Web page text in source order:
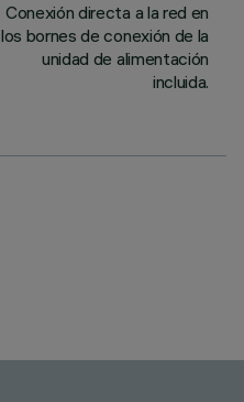
Conexión directa a la red en
los bornes de conexión de la
unidad de alimentación
incluida.